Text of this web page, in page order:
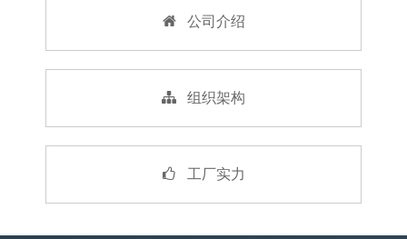
公司介绍
组织架构
工厂实力